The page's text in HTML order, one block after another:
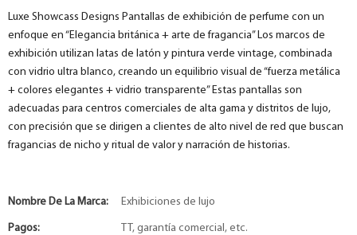
Luxe Showcass Designs Pantallas de exhibición de perfume con un
enfoque en “Elegancia británica + arte de fragancia” Los marcos de
exhibición utilizan latas de latón y pintura verde vintage, combinada
con vidrio ultra blanco, creando un equilibrio visual de “fuerza metálica
+ colores elegantes + vidrio transparente” Estas pantallas son
adecuadas para centros comerciales de alta gama y distritos de lujo,
con precisión que se dirigen a clientes de alto nivel de red que buscan
fragancias de nicho y ritual de valor y narración de historias.
Nombre De La Marca: Exhibiciones de lujo
Pagos: TT, garantía comercial, etc.